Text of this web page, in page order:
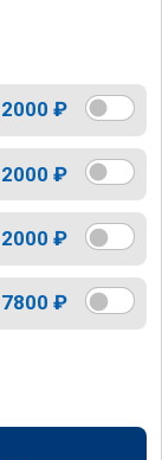
2000 ₽
2000 ₽
2000 ₽
7800 ₽